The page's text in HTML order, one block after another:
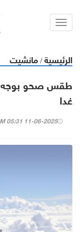
Toggl
الرئيسية / مانشيت
طقس صحو بوجه
غدا
11-06-2025 05:31 PM